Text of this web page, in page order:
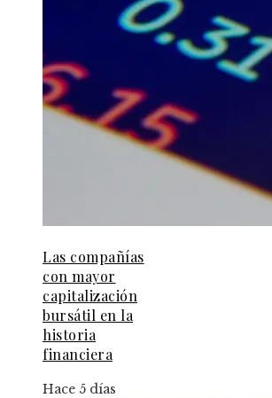
Las compañías
con mayor
capitalización
bursátil en la
historia
financiera
Hace 5 días